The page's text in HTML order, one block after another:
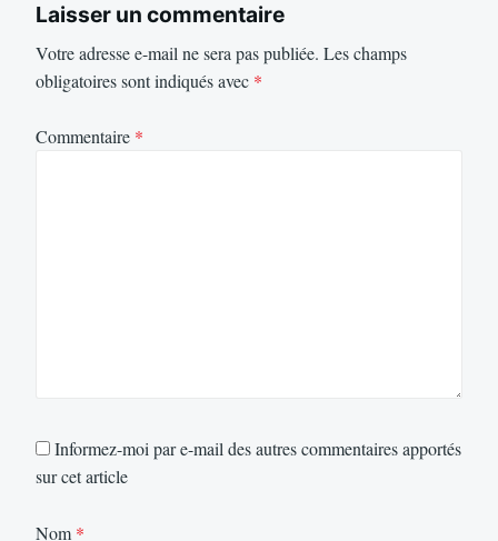
Laisser un commentaire
Votre adresse e-mail ne sera pas publiée. Les champs
obligatoires sont indiqués avec *
Commentaire *
Informez-moi par e-mail des autres commentaires apportés
sur cet article
Nom *